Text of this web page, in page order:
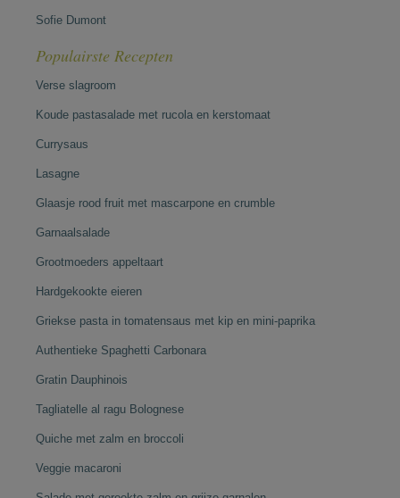
Sofie Dumont
Populairste Recepten
Verse slagroom
Koude pastasalade met rucola en kerstomaat
Currysaus
Lasagne
Glaasje rood fruit met mascarpone en crumble
Garnaalsalade
Grootmoeders appeltaart
Hardgekookte eieren
Griekse pasta in tomatensaus met kip en mini-paprika
Authentieke Spaghetti Carbonara
Gratin Dauphinois
Tagliatelle al ragu Bolognese
Quiche met zalm en broccoli
Veggie macaroni